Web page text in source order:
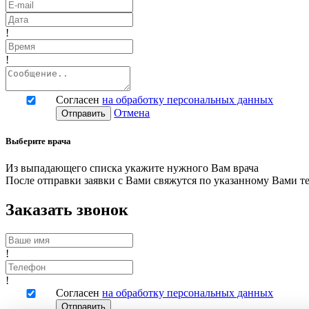
!
!
Согласенна обработку персональных данных
Отправить Отмена
Выберите врача
Из выпадающего списка укажите нужного Вам врача
После отправки заявки с Вами свяжутся по указанному Вами
Заказать звонок
!
!
Согласенна обработку персональных данных
Отправить